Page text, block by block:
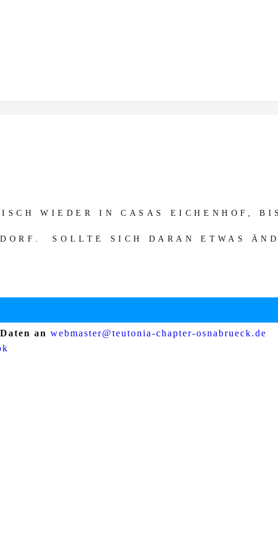
WIEDER IN CASAS EICHENHOF,
SOLLTE SICH DARAN ETWAS
an webmaster@teutonia-chapter-osnabrueck.de